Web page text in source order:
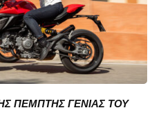
ΠΈΜΠΤΗΣ ΓΕΝΙΆΣ ΤΟΥ